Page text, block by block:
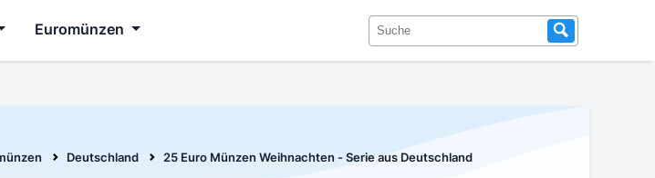
Euromünzen
Deutschland 25 Euro Münzen Weihnachten - Serie aus Deutschland